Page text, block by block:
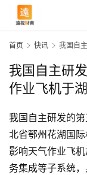
首页 快讯 我国自
我国自主研
作业飞机于
我国自主研发的
北省鄂州花湖国
影响天气作业飞
务集成等子系统